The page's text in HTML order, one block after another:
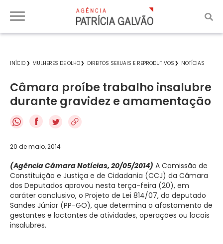
INÍCIO MULHERES DE OLHO DIREITOS SEXUAIS E REPRODUTIVOS NOTÍCIAS
Câmara proíbe trabalho insalubre
durante gravidez e amamentação
f
20 de maio, 2014
(Agência Câmara Notícias, 20/05/2014) A Comissão de
Constituição e Justiça e de Cidadania (CCJ) da Câmara
dos Deputados aprovou nesta terça-feira (20), em
caráter conclusivo, o Projeto de Lei 814/07, do deputado
Sandes Júnior (PP-GO), que determina o afastamento de
gestantes e lactantes de atividades, operações ou locais
insalubres.